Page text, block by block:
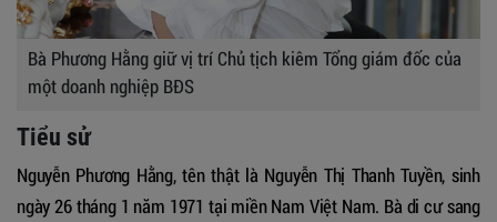
Bà Phương Hằng giữ vị trí Chủ tịch kiêm Tổng giám đốc của
một doanh nghiệp BĐS
Tiểu sử
Nguyễn Phương Hằng, tên thật là Nguyễn Thị Thanh Tuyền, sinh
ngày 26 tháng 1 năm 1971 tại miền Nam Việt Nam. Bà di cư sang